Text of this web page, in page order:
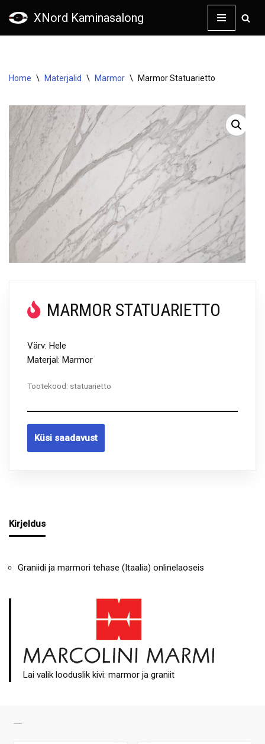
XNord Kaminasalong
Home \ Materjalid \ Marmor \ Marmor Statuarietto
MARMOR STATUARIETTO
Värv: Hele
Materjal: Marmor
Tootekood: statuarietto
Küsi saadavust
Kirjeldus
Graniidi ja marmori tehase (Itaalia) onlinelaoseis
Lai valik looduslik kivi: marmor ja graniit